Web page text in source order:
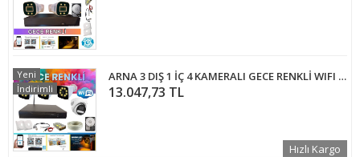
ARNA 3 DIŞ 1 İÇ 4 KAMERALI GECE RENKLİ WIFI OZELLİKLİ 2 TB HDD DAHİL GÜVENLİK KAMERA SETİ - ST02420WR
13.047,73 TL
Yeni
İndirimli
Hızlı Kargo